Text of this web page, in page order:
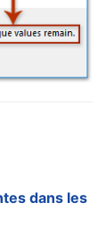
dans les